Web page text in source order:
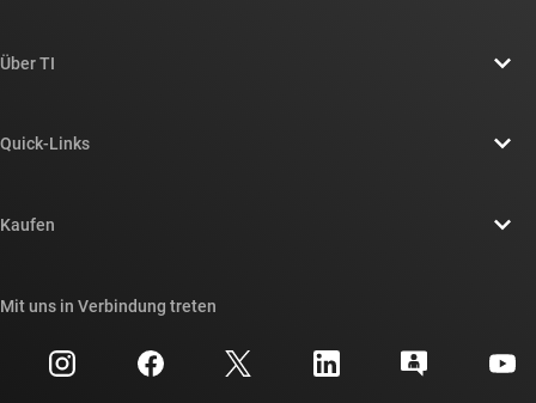
Über TI
Newsroom
Investorenbeziehungen
Quick-Links
Querverweis-Suche
Kundensupportzentrum
Kaufen
Mit uns in Verbindung treten